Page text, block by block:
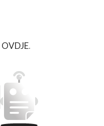
OVDJE.